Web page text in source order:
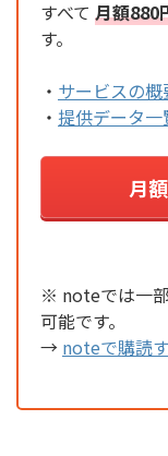
すべて 月額880
す。
・ サービスの概
・ 提供データ一
月
※ noteでは一
可能です。
→ noteで購読